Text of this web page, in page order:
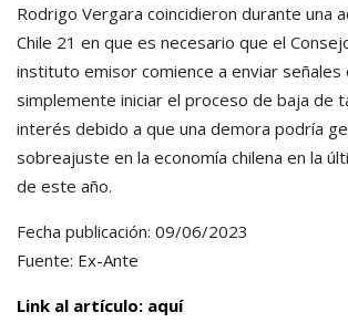
Rodrigo Vergara coincidieron durante una
Chile 21 en que es necesario que el
instituto emisor comience a enviar señales
simplemente iniciar el proceso de baja de
interés debido a que una demora podría
sobreajuste en la economía chilena en la
de este año.
Fecha publicación: 09/06/2023
Fuente: Ex-Ante
Link al artículo: aquí